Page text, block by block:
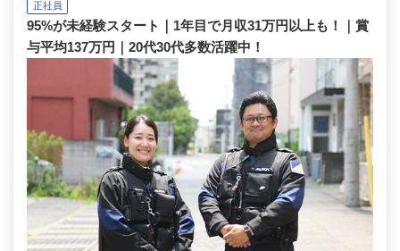
正社員
95%が未経験スタート｜1年目で月収31万円以上も！｜賞
与平均137万円｜20代30代多数活躍中！